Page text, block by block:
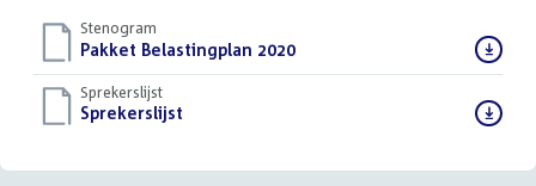
Stenogram
Download
bestand:
Pakket Belastingplan 2020()
Sprekerslijst
Download
Sprekerslijst